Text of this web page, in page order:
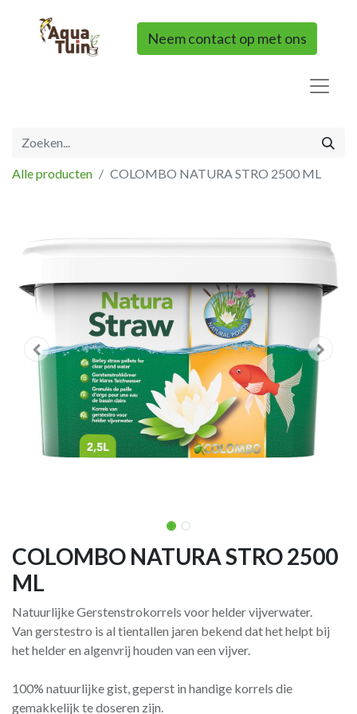
Neem contact op met ons
Alle producten COLOMBO NATURA STRO 2500 ML
COLOMBO NATURA STRO 2500
ML
Natuurlijke Gerstenstrokorrels voor helder vijverwater.
Van gerstestro is al tientallen jaren bekend dat het helpt bij
het helder en algenvrij houden van een vijver.
100% natuurlijke gist, geperst in handige korrels die
gemakkelijk te doseren zijn.